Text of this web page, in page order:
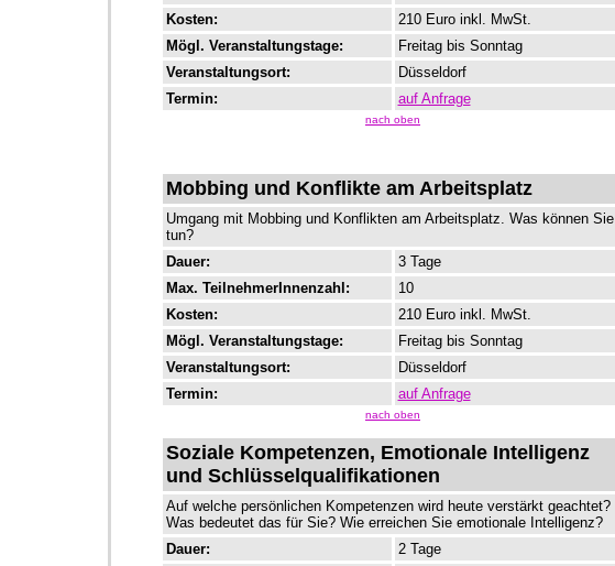
Kosten:
210 Euro inkl. MwSt.
Mögl. Veranstaltungstage:
Freitag bis Sonntag
Veranstaltungsort:
Düsseldorf
Termin:
auf Anfrage
nach oben
Mobbing und Konflikte am Arbeitsplatz
Umgang mit Mobbing und Konflikten am Arbeitsplatz. Was können Sie
tun?
Dauer:
3 Tage
Max. TeilnehmerInnenzahl:
10
Kosten:
210 Euro inkl. MwSt.
Mögl. Veranstaltungstage:
Freitag bis Sonntag
Veranstaltungsort:
Düsseldorf
Termin:
auf Anfrage
nach oben
Soziale Kompetenzen, Emotionale Intelligenz
und Schlüsselqualifikationen
Auf welche persönlichen Kompetenzen wird heute verstärkt geachtet?
Was bedeutet das für Sie? Wie erreichen Sie emotionale Intelligenz?
Dauer:
2 Tage